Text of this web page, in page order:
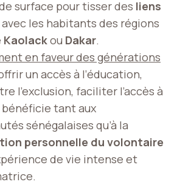
surface pour tisser des liens
avec les habitants des régions
Kaolackou Dakar.
en faveur des générations
un accès à l’éducation,
l’exclusion, faciliter l’accès à
bénéficie tant aux
sénégalaises qu’à la
personnelle du volontaire
de vie intense et